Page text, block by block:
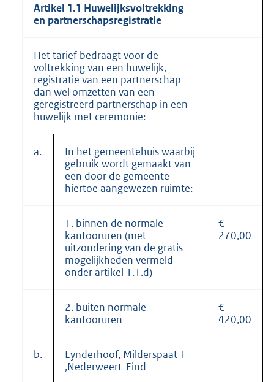
Artikel 1.1 Huwelijksvoltrekking
en partnerschapsregistratie
Het tarief bedraagt voor de
voltrekking van een huwelijk,
registratie van een partnerschap
dan wel omzetten van een
geregistreerd partnerschap in een
huwelijk met ceremonie:
a.
In het gemeentehuis waarbij
gebruik wordt gemaakt van
een door de gemeente
hiertoe aangewezen ruimte:
1. binnen de normale
kantooruren (met
uitzondering van de gratis
mogelijkheden vermeld
onder artikel 1.1.d)
€
270,00
2. buiten normale
kantooruren
€
420,00
b.
Eynderhoof, Milderspaat 1
,Nederweert-Eind